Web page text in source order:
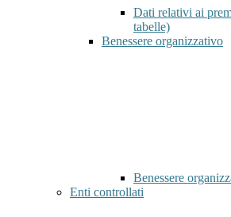
Dati relativi ai
tabelle)
Benessere organizzativo
Benessere
Enti controllati